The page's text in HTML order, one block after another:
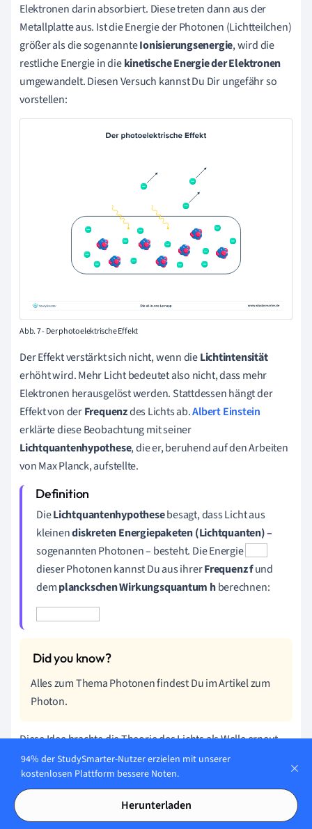
Elektronen darin absorbiert. Diese treten dann aus der
Metallplatte aus. Ist die Energie der Photonen (Lichtteilchen)
größer als die sogenannteIonisierungsenergie, wird die
restliche Energie in diekinetische Energie der Elektronen
umgewandelt. Diesen Versuch kannst Du Dir ungefähr so
vorstellen:
Abb. 7 - Der photoelektrische Effekt
Der Effektverstärktsich nicht, wenn dieLichtintensität
erhöht wird. Mehr Licht bedeutet also nicht, dass mehr
Elektronen herausgelöst werden. Stattdessen hängt der
Effekt von derFrequenzdes Lichts ab.Albert Einstein
erklärte diese Beobachtung mit seiner
Lichtquantenhypothese, die er, beruhend auf den Arbeiten
von Max Planck, aufstellte.
DieLichtquantenhypothesebesagt, dass Licht aus
kleinendiskreten Energiepaketen (Lichtquanten) –
sogenannten Photonen – besteht. Die Energie
dieser Photonen kannst Du aus ihrerFrequenzfund
demplanckschen Wirkungsquantum hberechnen:
Alles zum Thema Photonen findest Du im Artikel zum
Photon.
Diese Idee brachte die Theorie des Lichts als Welle erneut
ins Wanken. Licht besteht also aus einzelnen Photonen,
keinen kontinuierlichen Wellen. Um das genauer zu
überprüfen, müssen wir eine Variation des Experiments
94% der StudySmarter-Nutzer erzielen mit unserer
kostenlosen Plattform bessere Noten.
Herunterladen